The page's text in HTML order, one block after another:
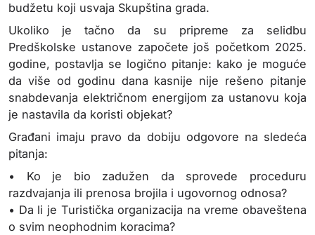
budžetu koji usvaja Skupština grada.
Ukoliko je tačno da su pripreme za selidbu
Predškolske ustanove započete još početkom 2025.
godine, postavlja se logično pitanje: kako je moguće
da više od godinu dana kasnije nije rešeno pitanje
snabdevanja električnom energijom za ustanovu koja
je nastavila da koristi objekat?
Građani imaju pravo da dobiju odgovore na sledeća
pitanja:
• Ko je bio zadužen da sprovede proceduru
razdvajanja ili prenosa brojila i ugovornog odnosa?
• Da li je Turistička organizacija na vreme obaveštena
o svim neophodnim koracima?